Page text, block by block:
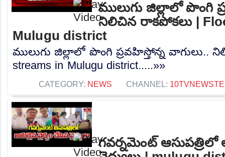
ములుగు జిల్లాలో పొంగి
నిలిచిన రాకపోకలు |
Mulugu district
ములుగు జిల్లాలో పొంగి ప్రవహిస్తోన్న వాగులు..
streams in Mulugu district.....»»
CATEGORY: NEWS CHANNEL:
గవర్నమెంట్ ఆసుపత్రిలో